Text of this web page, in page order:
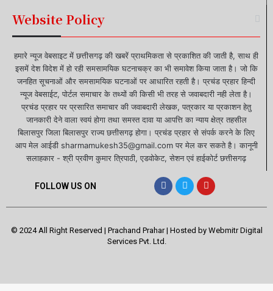
Website Policy
हमारे न्यूज वेबसाइट में छत्तीसगढ़ की खबरें प्राथमिकता से प्रकाशित की जाती है, साथ ही
इसमें देश विदेश में हो रही समसामयिक घटनाचक्र का भी समावेश किया जाता है। जो कि
जनहित सूचनाओं और समसामयिक घटनाओं पर आधारित रहती है। प्रचंड प्रहार हिन्दी
न्यूज वेबसाईट, पोर्टल समाचार के तथ्यों की किसी भी तरह से जवाबदारी नही लेता है।
प्रचंड प्रहार पर प्रसारित समाचार की जवाबदारी लेखक, पत्रकार या प्रकाशन हेतु
जानकारी देने वाला स्वयं होगा तथा समस्त दावा या आपत्ति का न्याय क्षेत्र तहसील
बिलासपुर जिला बिलासपुर राज्य छत्तीसगढ़ होगा। प्रचंड प्रहार से संपर्क करने के लिए
आप मेल आईडी sharmamukesh35@gmail.com पर मेल कर सकते है। कानूनी
सलाहकार - श्री प्रवीण कुमार त्रिपाठी, एडवोकेट, सेशन एवं हाईकोर्ट छत्तीसगढ़
FOLLOW US ON
© 2024 All Right Reserved | Prachand Prahar | Hosted by Webmitr Digital
Services Pvt. Ltd.